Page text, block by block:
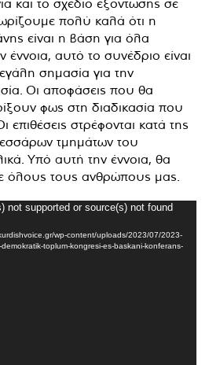
και το σχέδιο εξόντωσης σε
πολύ καλά ότι η
είναι η βάση για όλα
αυτό το συνέδριο είναι
σημασία για την
Οι αποφάσεις που θα
φως στη διαδικασία που
στρέφονται κατά της
τμημάτων του
Υπό αυτή την έννοια, θα
όλους τους ανθρώπους μας.
not supported or source(s) not found
wp-content/uploads/2023/07/2023-
toplum-kongresi-es-baskani-konferans-